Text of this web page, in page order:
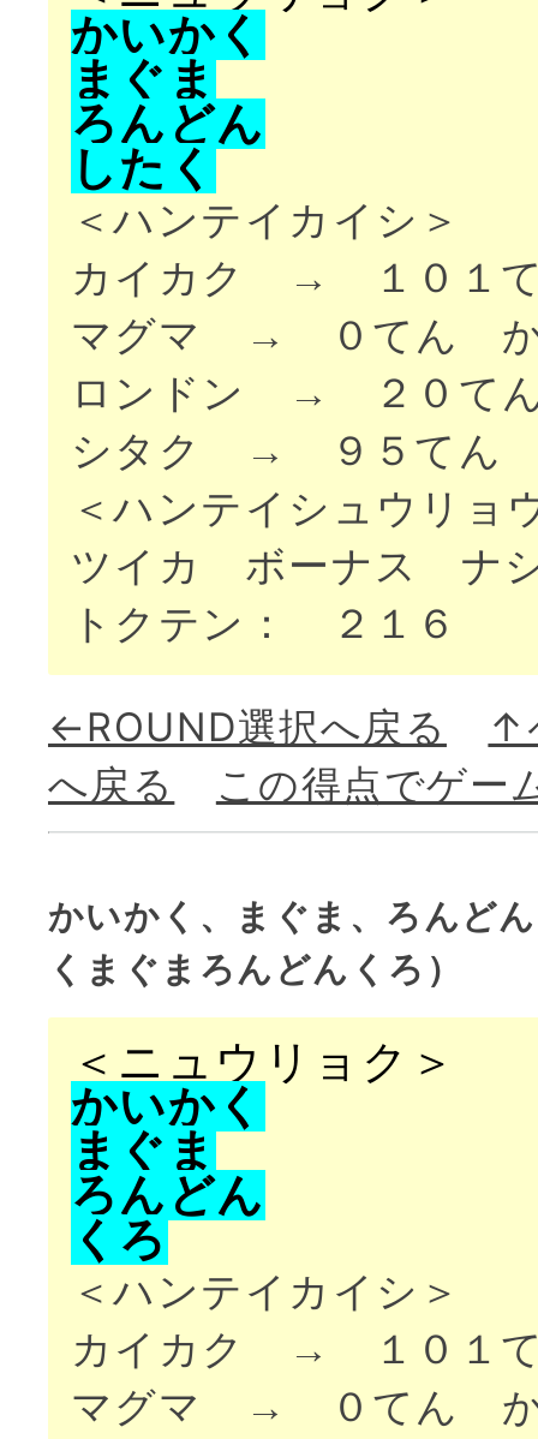
かいか く
ま ぐ ま
ろん どん
した く
＜ハンテイカイシ＞
カイカク → １０１
マグマ → ０てん か
ロンドン → ２０て
シタク → ９５てん
＜ハンテイシュウリョ
ツイカ ボーナス ナ
トクテン： ２１６
←ROUND選択へ戻る
↑
へ戻る
この得点でゲー
かいかく、まぐま、ろんど
くまぐまろんどんくろ）
＜ニュウリョク＞
かいか く
ま ぐ ま
ろん どん
く ろ
＜ハンテイカイシ＞
カイカク → １０１
マグマ → ０てん か